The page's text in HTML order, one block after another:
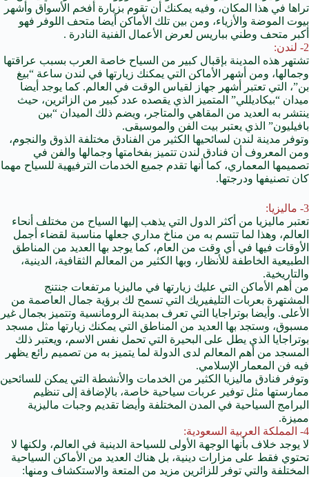
تراها في هذا المكان، وفيه يمكنك أن تقوم بزيارة أفخم الأسواق وأشهر
بيوت الموضة والأزياء، ومن بين تلك الأماكن أيضا متحف اللوفر فهو
أكبر متحف وطني بباريس لعرض الأعمال الفنية النادرة .
2- لندن:
تشتهر هذه المدينة بإقبال كبير من السياح خاصة العرب بسبب عراقتها
وجمالها، ومن أشهر الأماكن التي يمكنك زيارتها في لندن ساعة “بيغ
بن”، التي تعتبر أشهر جهاز لقياس الوقت في العالم. كما يوجد أيضا
ميدان “بيكاديللي” المتميز الذي يقصده عدد كبير من الزائرين، حيث
ينتشر به العديد من المقاهي والمتاجر، ويضم ذلك الميدان “بين
بافيليون” الذي يعتبر بيت الفن والموسيقى.
وتوفر مدينة لندن لسائحيها الكثير من الفنادق مختلفة الذوق والنجوم،
ومن المعروف أن فنادق لندن تتميز بفخامتها وجمالها والفن في
تصميمها المعماري، كما أنها تقدم جميع الخدمات الترفيهية للسياح مهما
كان تصنيفها ودرجتها.
3- ماليزيا:
تعتبر ماليزيا من أكثر الدول التي يذهب إليها السياح من مختلف أنحاء
العالم، وهذا لما تتسم به من مناخ مداري جعلها مناسبة لقضاء أجمل
الأوقات فيها في أي وقت من العام، كما يوجد بها العديد من المناطق
الطبيعية الخاطفة للأنظار، وبها الكثير من المعالم الثقافية، الدينية،
والتاريخية.
من أهم الأماكن التي عليك زيارتها في ماليزيا مرتفعات جنتنج
المشتهرة بعربات التليفيريك التي تسمح لك برؤية جمال العاصمة من
الأعلى. وأيضا بوتراجايا التي تعرف بمدينة الرومانسية وتتميز بجمال غير
مسبوق، وستجد بها العديد من المناطق التي يمكنك زيارتها مثل مسجد
بوتراجايا الذي يطل على البحيرة التي تحمل نفس الاسم، ويعتبر ذلك
المسجد من أهم المعالم لدى الدولة لما يتميز به من تصميم رائع يظهر
فيه فن المعمار الإسلامي.
وتوفر فنادق ماليزيا الكثير من الخدمات والأنشطة التي يمكن للسائحين
ممارستها مثل توفير عربات سياحية خاصة، بالإضافة إلى تنظيم
البرامج السياحية في المدن المختلفة وأيضا تقديم وجبات ماليزية
مميزة.
4- المملكة العربية السعودية:
لا يوجد خلاف بأنها الوجهة الأولى للسياحة الدينية في العالم، ولكنها لا
تحتوي فقط على مزارات دينية، بل هناك العديد من الأماكن السياحية
المختلفة والتي توفر للزائرين مزيد من المتعة والاستكشاف ومنها: